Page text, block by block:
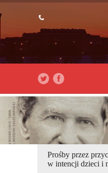
Prośby przez
w intencji dzieci i